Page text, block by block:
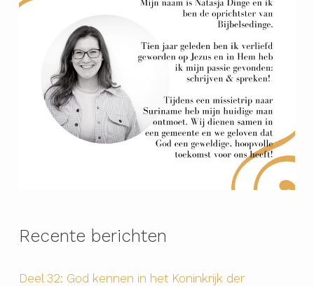
Recente berichten
Deel 32: God kennen in het Koninkrijk der